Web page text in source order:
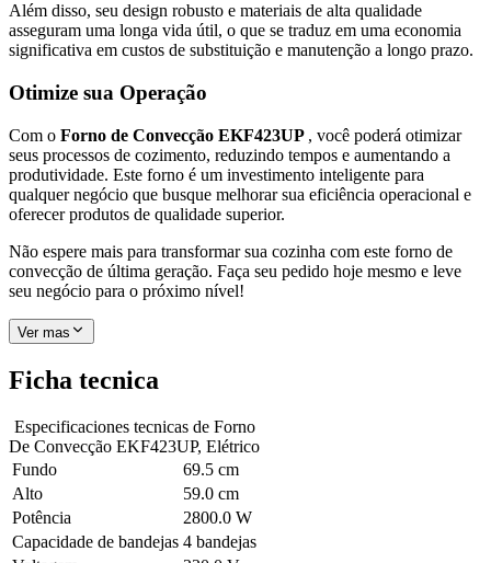
Além disso, seu design robusto e materiais de alta qualidade
asseguram uma longa vida útil, o que se traduz em uma economia
significativa em custos de substituição e manutenção a longo prazo.
Otimize sua Operação
Com o Forno de Convecção EKF423UP , você poderá otimizar
seus processos de cozimento, reduzindo tempos e aumentando a
produtividade. Este forno é um investimento inteligente para
qualquer negócio que busque melhorar sua eficiência operacional e
oferecer produtos de qualidade superior.
Não espere mais para transformar sua cozinha com este forno de
convecção de última geração. Faça seu pedido hoje mesmo e leve
seu negócio para o próximo nível!
Ver mas
Ficha tecnica
Especificaciones tecnicas de Forno
De Convecção EKF423UP, Elétrico
Fundo
69.5 cm
Alto
59.0 cm
Potência
2800.0 W
Capacidade de bandejas 4 bandejas